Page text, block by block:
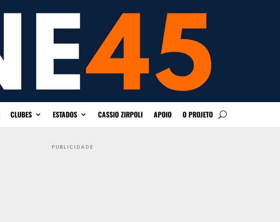
CLUBES ESTADOS CASSIO ZIRPOLI APOIO O PROJETO
PUBLICIDADE